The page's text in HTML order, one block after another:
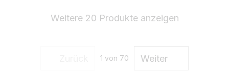
Weitere 20 Produkte anzeigen
1 von 70 Weiter